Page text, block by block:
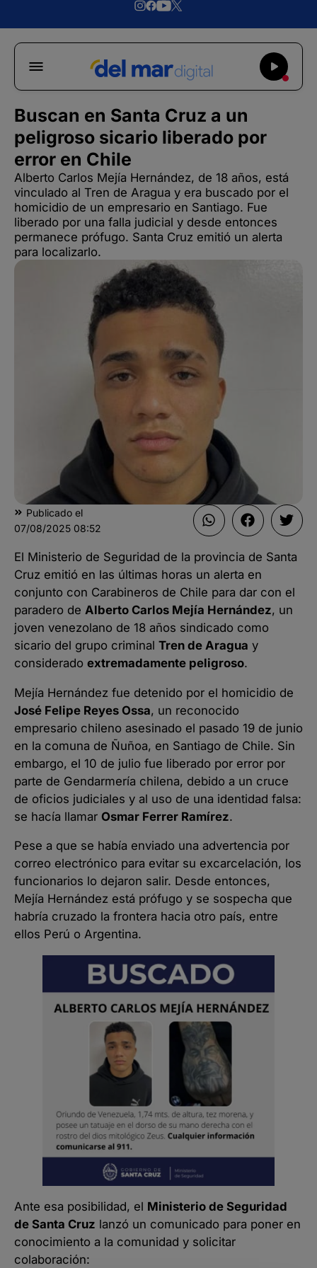
Buscan en Santa Cruz a un
peligroso sicario liberado por
error en Chile
Alberto Carlos Mejía Hernández, de 18 años, está
vinculado al Tren de Aragua y era buscado por el
homicidio de un empresario en Santiago. Fue
liberado por una falla judicial y desde entonces
permanece prófugo. Santa Cruz emitió un alerta
para localizarlo.
Publicado el
07/08/2025 08:52
El Ministerio de Seguridad de la provincia de Santa
Cruz emitió en las últimas horas un alerta en
conjunto con Carabineros de Chile para dar con el
paradero de Alberto Carlos Mejía Hernández, un
joven venezolano de 18 años sindicado como
sicario del grupo criminal Tren de Aragua y
considerado extremadamente peligroso.
Mejía Hernández fue detenido por el homicidio de
José Felipe Reyes Ossa, un reconocido
empresario chileno asesinado el pasado 19 de junio
en la comuna de Ñuñoa, en Santiago de Chile. Sin
embargo, el 10 de julio fue liberado por error por
parte de Gendarmería chilena, debido a un cruce
de oficios judiciales y al uso de una identidad falsa:
se hacía llamar Osmar Ferrer Ramírez.
Pese a que se había enviado una advertencia por
correo electrónico para evitar su excarcelación, los
funcionarios lo dejaron salir. Desde entonces,
Mejía Hernández está prófugo y se sospecha que
habría cruzado la frontera hacia otro país, entre
ellos Perú o Argentina.
Ante esa posibilidad, el Ministerio de Seguridad
de Santa Cruz lanzó un comunicado para poner en
conocimiento a la comunidad y solicitar
colaboración: